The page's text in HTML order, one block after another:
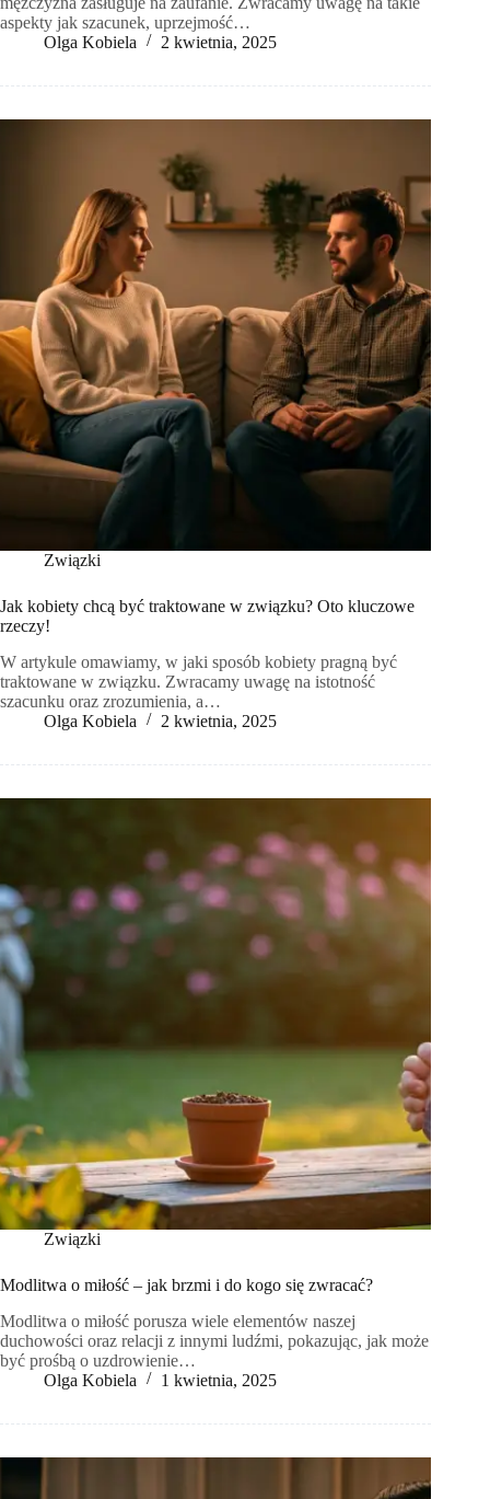
aspekty jak szacunek, uprzejmość…
Olga Kobiela
2 kwietnia, 2025
Związki
Jak kobiety chcą być traktowane w związku? Oto kluczowe
rzeczy!
W artykule omawiamy, w jaki sposób kobiety pragną być
traktowane w związku. Zwracamy uwagę na istotność
szacunku oraz zrozumienia, a…
Olga Kobiela
2 kwietnia, 2025
Związki
Modlitwa o miłość – jak brzmi i do kogo się zwracać?
Modlitwa o miłość porusza wiele elementów naszej
duchowości oraz relacji z innymi ludźmi, pokazując, jak może
być prośbą o uzdrowienie…
Olga Kobiela
1 kwietnia, 2025